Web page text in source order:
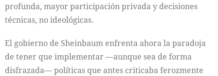
profunda, mayor participación privada y decisiones
técnicas, no ideológicas.
El gobierno de Sheinbaum enfrenta ahora la paradoja
de tener que implementar —aunque sea de forma
disfrazada— políticas que antes criticaba ferozmente